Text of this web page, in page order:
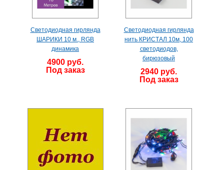
Светодиодная гирлянда
ШАРИКИ 10 м., RGB
динамика
4900 руб.
Под заказ
Светодиодная гирлянда
нить КРИСТАЛ 10м, 100
светодиодов,
бирюзовый
2940 руб.
Под заказ